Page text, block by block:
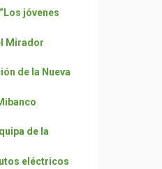
jóvenes
Mirador
de la Nueva
de la
eléctricos